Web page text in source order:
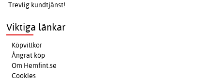
Trevlig kundtjänst!
Viktiga länkar
Köpvillkor
Ångrat köp
Om Hemfint.se
Cookies